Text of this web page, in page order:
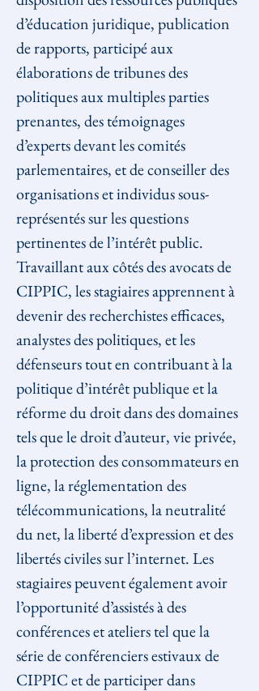
d’éducation juridique, publication
de rapports, participé aux
élaborations de tribunes des
politiques aux multiples parties
prenantes, des témoignages
d’experts devant les comités
parlementaires, et de conseiller des
organisations et individus sous-
représentés sur les questions
pertinentes de l’intérêt public.
Travaillant aux côtés des avocats de
CIPPIC, les stagiaires apprennent à
devenir des recherchistes efficaces,
analystes des politiques, et les
défenseurs tout en contribuant à la
politique d’intérêt publique et la
réforme du droit dans des domaines
tels que le droit d’auteur, vie privée,
la protection des consommateurs en
ligne, la réglementation des
télécommunications, la neutralité
du net, la liberté d’expression et des
libertés civiles sur l’internet. Les
stagiaires peuvent également avoir
l’opportunité d’assistés à des
conférences et ateliers tel que la
série de conférenciers estivaux de
CIPPIC et de participer dans